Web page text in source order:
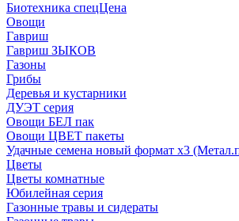
Биотехника спецЦена
Овощи
Гавриш
Гавриш ЗЫКОВ
Газоны
Грибы
Деревья и кустарники
ДУЭТ серия
Овощи БЕЛ пак
Овощи ЦВЕТ пакеты
Удачные семена новый формат х3
Цветы
Цветы комнатные
Юбилейная серия
Газонные травы и сидераты